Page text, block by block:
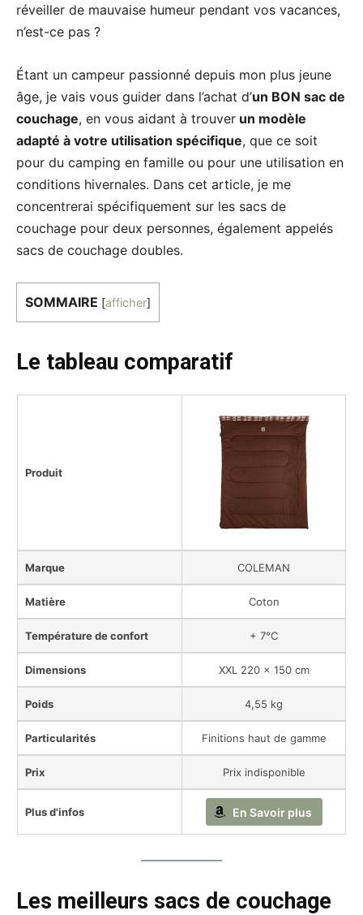
réveiller de mauvaise humeur pendant vos vacances,
n’est-ce pas ?
Étant un campeur passionné depuis mon plus jeune
âge, je vais vous guider dans l’achat d’un BON sac de
couchage, en vous aidant à trouver un modèle
adapté à votre utilisation spécifique, que ce soit
pour du camping en famille ou pour une utilisation en
conditions hivernales. Dans cet article, je me
concentrerai spécifiquement sur les sacs de
couchage pour deux personnes, également appelés
sacs de couchage doubles.
SOMMAIRE [afficher]
Le tableau comparatif
Produit
Marque COLEMAN
Matière Coton
Température de confort + 7°C
Dimensions XXL 220 x 150 cm
Poids 4,55 kg
Particularités Finitions haut de gamme
Prix Prix indisponible
Plus d'infos En Savoir plus
Les meilleurs sacs de couchage